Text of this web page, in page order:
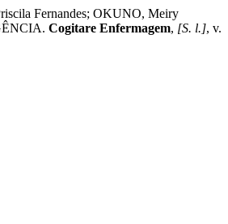
Fernandes; OKUNO, Meiry
Cogitare Enfermagem, [S. l.], v.